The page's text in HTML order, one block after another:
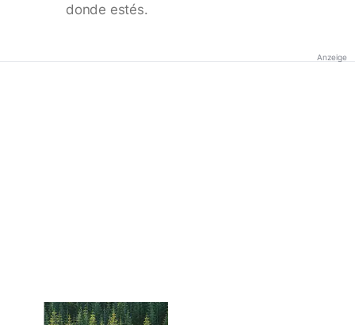
donde estés.
Anzeige